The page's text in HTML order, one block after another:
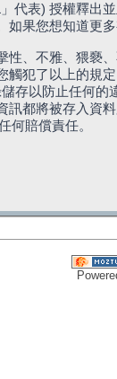
代表) 授權釋出
果您想知道更
、不雅、猥褻
犯了以上的規
存以防止任何
訊都將被存入資
何賠償責任。